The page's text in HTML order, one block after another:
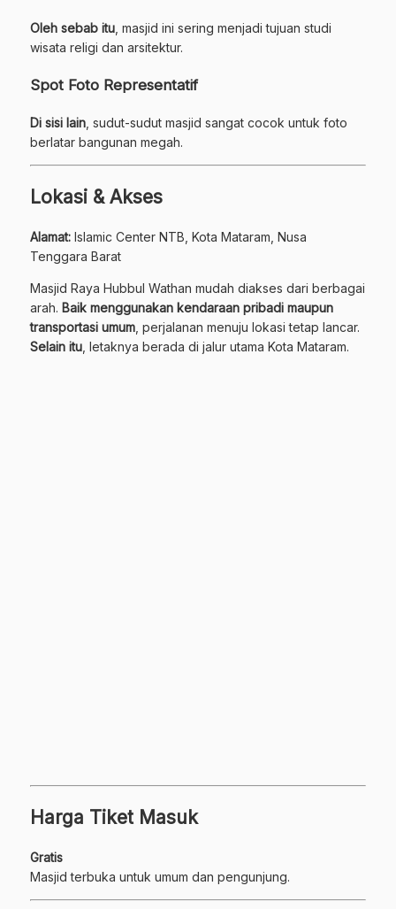
Oleh sebab itu , masjid ini sering menjadi tujuan studi
wisata religi dan arsitektur.
Spot Foto Representatif
Di sisi lain , sudut-sudut masjid sangat cocok untuk foto
berlatar bangunan megah.
Lokasi & Akses
Alamat: Islamic Center NTB, Kota Mataram, Nusa
Tenggara Barat
Masjid Raya Hubbul Wathan mudah diakses dari berbagai
arah. Baik menggunakan kendaraan pribadi maupun
transportasi umum , perjalanan menuju lokasi tetap lancar.
Selain itu , letaknya berada di jalur utama Kota Mataram.
Harga Tiket Masuk
Gratis
Masjid terbuka untuk umum dan pengunjung.